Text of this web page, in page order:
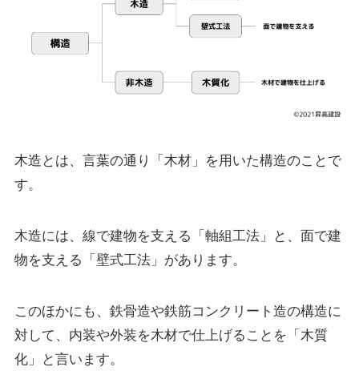
木造とは、言葉の通り「木材」を用いた構造のことで
す。
木造には、線で建物を支える「軸組工法」と、面で建
物を支える「壁式工法」があります。
このほかにも、鉄骨造や鉄筋コンクリート造の構造に
対して、内装や外装を木材で仕上げることを「木質
化」と言います。